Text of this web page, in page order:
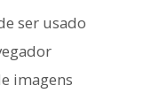
ser usado
imagens